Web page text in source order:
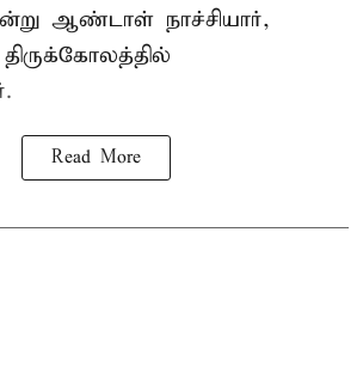
ஆண்டாள் நாச்சியார்,
Read More